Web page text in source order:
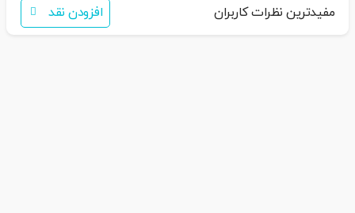
مفیدترین نظرات کاربران افزودن نقد